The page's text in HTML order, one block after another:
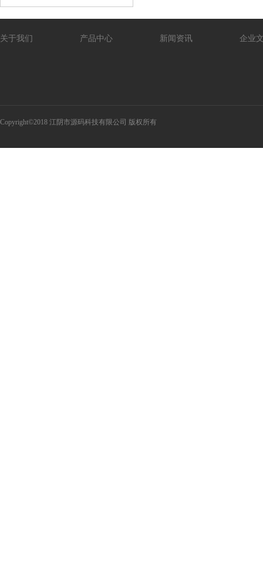
关于我们 产品中心 新闻资讯 企业
Copyright©2018 江阴市源码科技有限公司 版权所有